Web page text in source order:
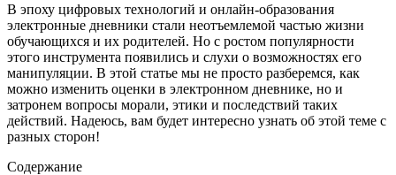
В эпоху цифровых технологий и онлайн-образования
электронные дневники стали неотъемлемой частью жизни
обучающихся и их родителей. Но с ростом популярности
этого инструмента появились и слухи о возможностях его
манипуляции. В этой статье мы не просто разберемся, как
можно изменить оценки в электронном дневнике, но и
затронем вопросы морали, этики и последствий таких
действий. Надеюсь, вам будет интересно узнать об этой теме с
разных сторон!
Содержание